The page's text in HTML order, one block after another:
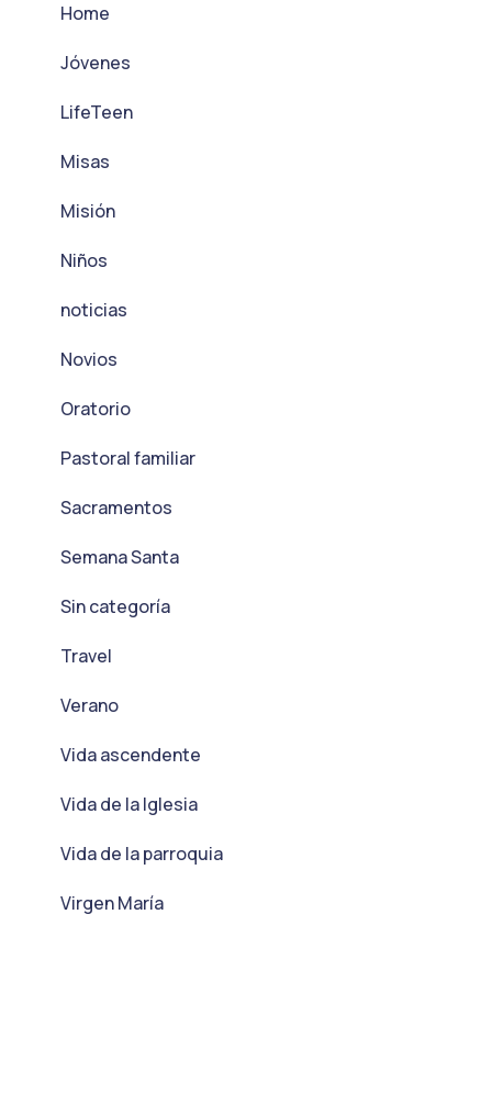
Home
Jóvenes
LifeTeen
Misas
Misión
Niños
noticias
Novios
Oratorio
Pastoral familiar
Sacramentos
Semana Santa
Sin categoría
Travel
Verano
Vida ascendente
Vida de la Iglesia
Vida de la parroquia
Virgen María